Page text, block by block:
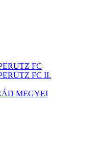
FC
FC II.
MEGYEI